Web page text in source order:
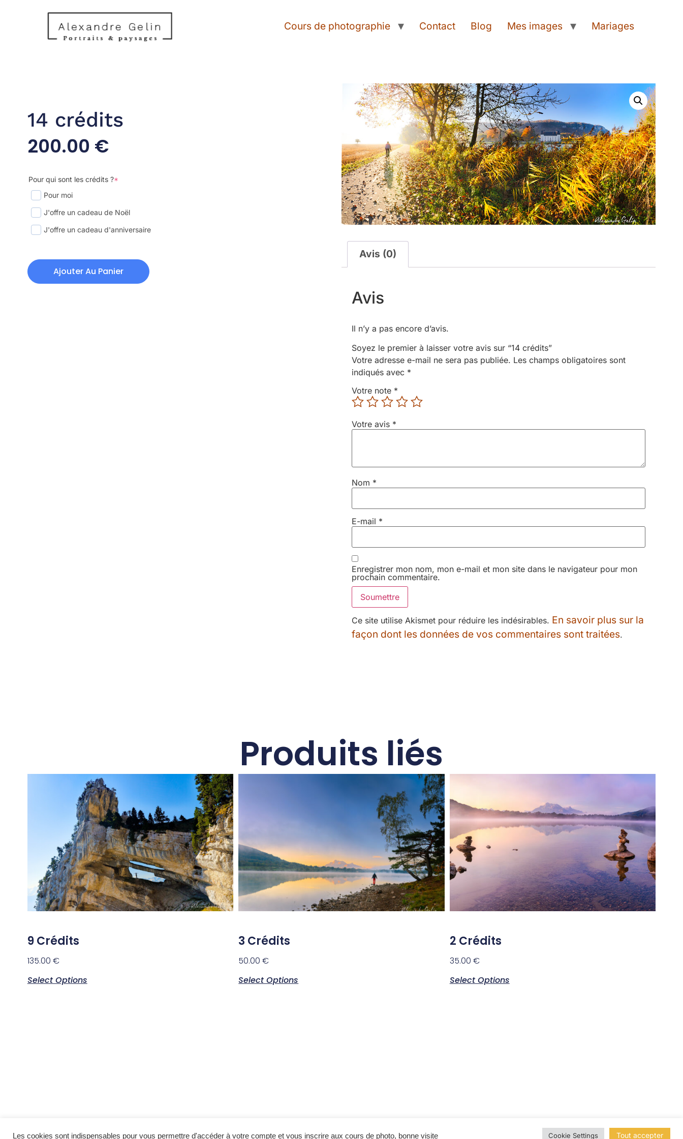
Cours de photographie Contact Blog Mes images Mariages
14 crédits
200.00 €
Pour qui sont les crédits ?*
Pour moi
J'offre un cadeau de Noël
J'offre un cadeau d'anniversaire
Ajouter Au Panier
Avis (0)
Avis
Il n’y a pas encore d’avis.
Soyez le premier à laisser votre avis sur “14 crédits”
Votre adresse e-mail ne sera pas publiée. Les champs obligatoires sont
indiqués avec *
Votre note *
Votre avis *
Nom *
E-mail *
Enregistrer mon nom, mon e-mail et mon site dans le navigateur pour mon
prochain commentaire.
Ce site utilise Akismet pour réduire les indésirables. En savoir plus sur la
façon dont les données de vos commentaires sont traitées.
Produits liés
9 Crédits
135.00 €
Select Options
3 Crédits
50.00€
Select Options
2 Crédits
35.00 €
Select Options
Les cookies sont indispensables pour vous permettre d'accéder à votre compte et vous inscrire aux cours de photo, bonne visite Cookie Settings Tout accepter